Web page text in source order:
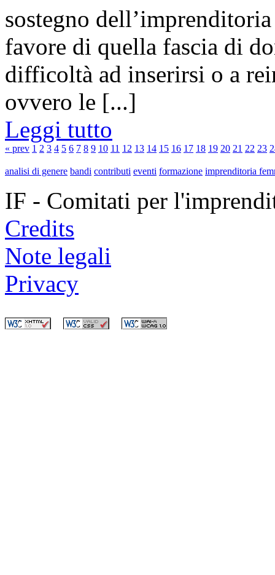
sostegno
favore di quella fascia di
difficoltà ad inserirsi o a
ovvero le [...]
Leggi tutto
« prev 1 2 3 4 5 6 7 8 9 10 11 12 13 14 15 16 17 18 19 20 21 22 23
analisi di genere bandi contributi eventi formazione imprenditoria
IF - Comitati per
Credits
Note legali
Privacy